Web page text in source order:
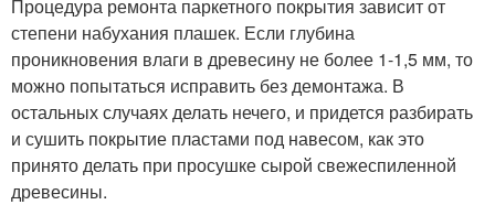
Процедура ремонта паркетного покрытия зависит от
степени набухания плашек. Если глубина
проникновения влаги в древесину не более 1-1,5 мм, то
можно попытаться исправить без демонтажа. В
остальных случаях делать нечего, и придется разбирать
и сушить покрытие пластами под навесом, как это
принято делать при просушке сырой свежеспиленной
древесины.